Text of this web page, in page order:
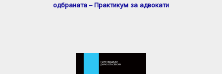
одбраната – Практикум за адвокати